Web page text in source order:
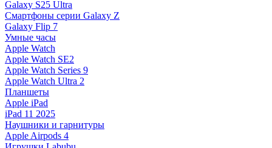
Galaxy S25 Ultra
Смартфоны серии Galaxy Z
Galaxy Flip 7
Умные часы
Apple Watch
Apple Watch SE2
Apple Watch Series 9
Apple Watch Ultra 2
Планшеты
Apple iPad
iPad 11 2025
Наушники и гарнитуры
Apple Airpods 4